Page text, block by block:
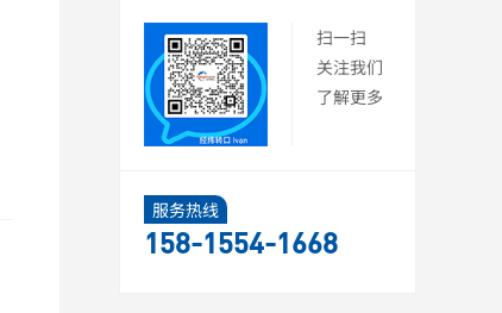
扫一扫
关注我们
了解更多
服务热线
158-1554-1668